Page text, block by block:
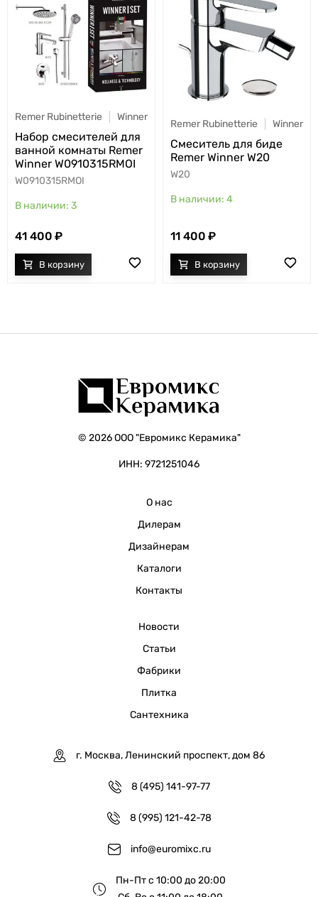
Remer Rubinetterie Winner
Набор смесителей для
ванной комнаты Remer
Winner W0910315RMOI
W0910315RMOI
3
41 400
Remer Rubinetterie Winner
Смеситель для биде
Remer Winner W20
W20
4
11 400
© 2026 ООО "Евромикс Керамика"
ИНН: 9721251046
О нас
Дилерам
Дизайнерам
Каталоги
Контакты
Новости
Статьи
Фабрики
Плитка
Сантехника
г. Москва, Ленинский проспект, дом 86
8 (495) 141-97-77
8 (995) 121-42-78
info@euromixc.ru
Пн-Пт с 10:00 до 20:00